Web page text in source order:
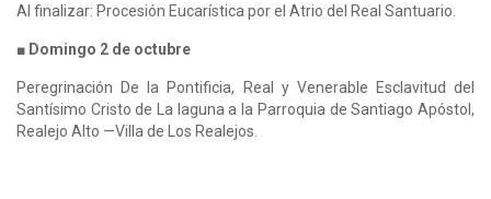
Al finalizar: Procesión Eucarística por el Atrio del Real Santuario.
■ Domingo 2 de octubre
Peregrinación De la Pontificia, Real y Venerable Esclavitud del
Santísimo Cristo de La laguna a la Parroquia de Santiago Apóstol,
Realejo Alto —Villa de Los Realejos.